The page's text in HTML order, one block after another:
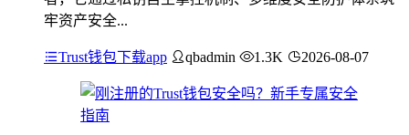
牢资产安全...
Trust钱包下载app qbadmin 1.3K 2026-08-07